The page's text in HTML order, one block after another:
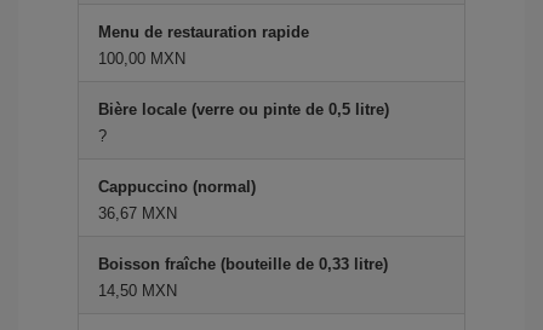
Menu de restauration rapide
100,00 MXN
Bière locale (verre ou pinte de 0,5 litre)
?
Cappuccino (normal)
36,67 MXN
Boisson fraîche (bouteille de 0,33 litre)
14,50 MXN